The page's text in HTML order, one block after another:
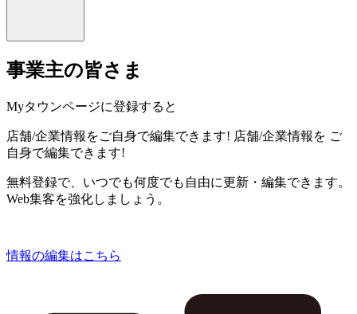
事業主の皆さま
Myタウンページに登録すると
店舗/企業情報をご自身で編集できます! 店舗/企業情報を ご
自身で編集できます!
無料登録で、いつでも何度でも自由に更新・編集できます。
Web集客を強化しましょう。
情報の編集はこちら